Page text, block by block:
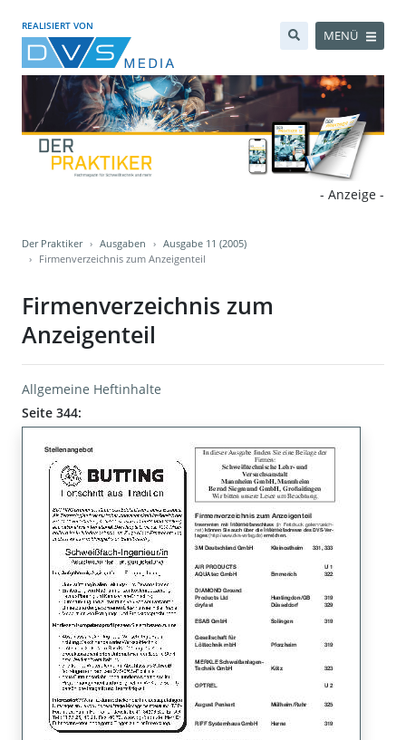
REALISIERT VON
MENÜ
- Anzeige -
Der Praktiker Ausgaben
Ausgabe 11 (2005)
Firmenverzeichnis zum Anzeigenteil
Firmenverzeichnis zum
Anzeigenteil
Allgemeine Heftinhalte
Seite 344: